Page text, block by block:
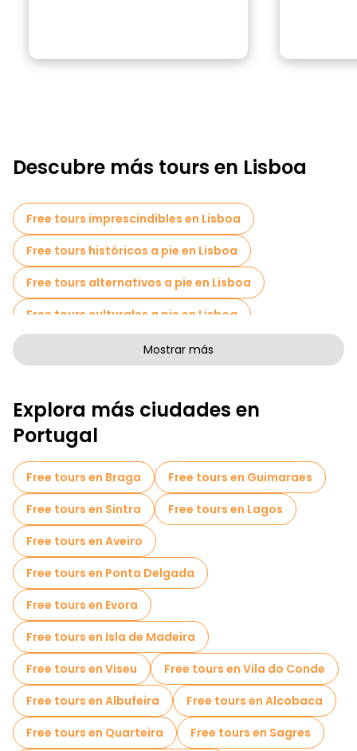
Descubre más tours en Lisboa
Free tours imprescindibles en Lisboa
Free tours históricos a pie en Lisboa
Free tours alternativos a pie en Lisboa
Free tours culturales a pie en Lisboa
Free tours de arte a pie en Lisboa
Tours de Pub Crawl en Lisboa
Tours autoguiados en Lisboa
Juegos de escape en Lisboa
Tours fotográficos en Lisboa
Tickets de entrada en Lisboa
Cruceros en Lisboa
Free Tour Leyendas y Misterios de Lisboa
Museos en Lisboa
Free tour por el casco antiguo en Lisboa
Tours mercados en Lisboa
Tours de degustación locales en Lisboa
Mostrar más
Explora más ciudades en
Portugal
Free tours en Braga
Free tours en Guimaraes
Free tours en Sintra
Free tours en Lagos
Free tours en Aveiro
Free tours en Ponta Delgada
Free tours en Evora
Free tours en Isla de Madeira
Free tours en Viseu
Free tours en Vila do Conde
Free tours en Albufeira
Free tours en Alcobaca
Free tours en Quarteira
Free tours en Sagres